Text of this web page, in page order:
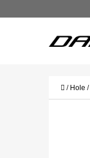
Domů
/ Hole /
do
do